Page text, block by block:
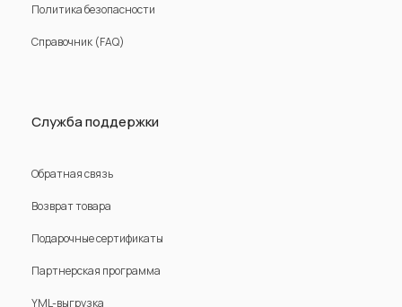
Политика безопасности
Справочник (FAQ)
Служба поддержки
Обратная связь
Возврат товара
Подарочные сертификаты
Партнерская программа
YML-выгрузка